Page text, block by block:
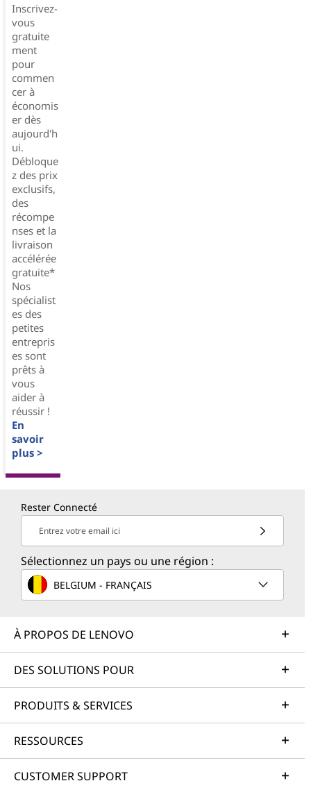
Inscrivez-
vous
gratuite
ment
pour
commen
cer à
économis
er dès
aujourd'h
ui.
Débloque
z des prix
exclusifs,
des
récompe
nses et la
livraison
accélérée
gratuite*
Nos
spécialist
es des
petites
entrepris
es sont
prêts à
vous
aider à
réussir !
En
savoir
plus >
Rester Connecté
Entrez votre email ici
Sélectionnez un pays ou une région :
BELGIUM - FRANÇAIS
À PROPOS DE LENOVO
DES SOLUTIONS POUR
PRODUITS & SERVICES
RESSOURCES
CUSTOMER SUPPORT